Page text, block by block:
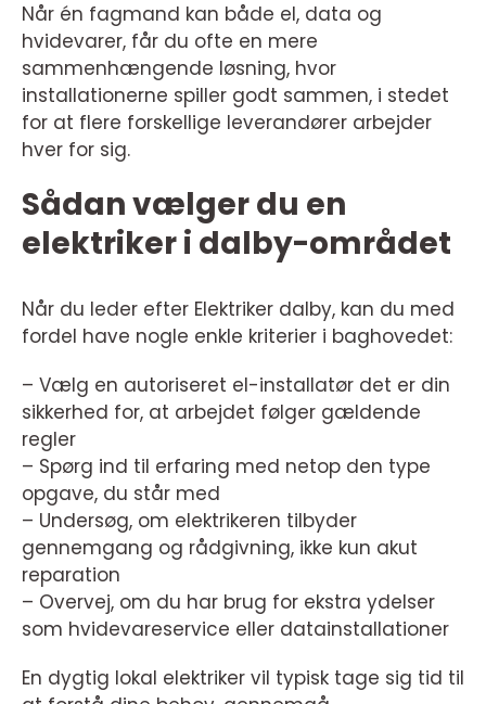
Når én fagmand kan både el, data og
hvidevarer, får du ofte en mere
sammenhængende løsning, hvor
installationerne spiller godt sammen, i stedet
for at flere forskellige leverandører arbejder
hver for sig.
Sådan vælger du en
elektriker i dalby-området
Når du leder efter Elektriker dalby, kan du med
fordel have nogle enkle kriterier i baghovedet:
– Vælg en autoriseret el-installatør det er din
sikkerhed for, at arbejdet følger gældende
regler
– Spørg ind til erfaring med netop den type
opgave, du står med
– Undersøg, om elektrikeren tilbyder
gennemgang og rådgivning, ikke kun akut
reparation
– Overvej, om du har brug for ekstra ydelser
som hvidevareservice eller datainstallationer
En dygtig lokal elektriker vil typisk tage sig tid til